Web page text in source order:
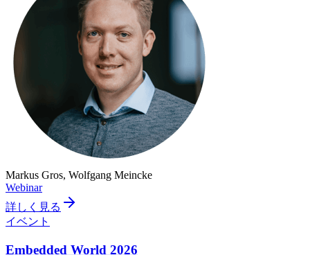
Markus Gros, Wolfgang Meincke
Webinar
詳しく見る
イベント
Embedded World 2026